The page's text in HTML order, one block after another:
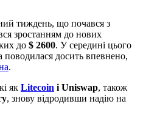
тиждень, що почався з
зростанням до нових
до $ 2600. У середині цього
поводилася досить впевнено,
.
як Litecoin і Uniswap, також
, знову відродивши надію на